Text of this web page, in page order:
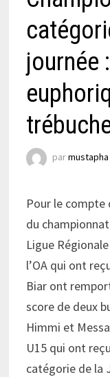
journée
parmustapha
Pour le compte
du
Ligue
l’OA qui ont
Biar ont
score de deux
Himmi et
U15 qui ont
catégorie de la